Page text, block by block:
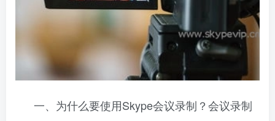
一、为什么要使用Skype会议录制？会议录制